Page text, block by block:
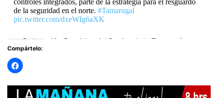
controles integrados, parte de la estrategia para el resguardo
de la seguridad en el norte. #Tamarugal
pic.twitter.com/dxeWIg6aXK
— Delegación Presidencial Regional de Tarapacá
(@DPRTarapaca)
Compártelo: